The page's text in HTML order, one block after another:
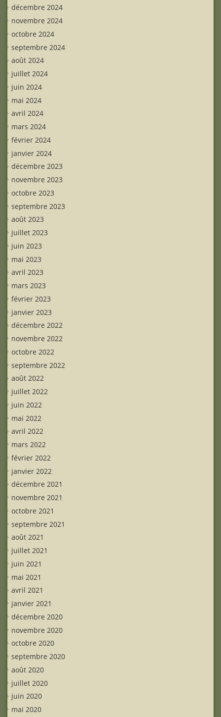
décembre 2024
novembre 2024
octobre 2024
septembre 2024
août 2024
juillet 2024
juin 2024
mai 2024
avril 2024
mars 2024
février 2024
janvier 2024
décembre 2023
novembre 2023
octobre 2023
septembre 2023
août 2023
juillet 2023
juin 2023
mai 2023
avril 2023
mars 2023
février 2023
janvier 2023
décembre 2022
novembre 2022
octobre 2022
septembre 2022
août 2022
juillet 2022
juin 2022
mai 2022
avril 2022
mars 2022
février 2022
janvier 2022
décembre 2021
novembre 2021
octobre 2021
septembre 2021
août 2021
juillet 2021
juin 2021
mai 2021
avril 2021
janvier 2021
décembre 2020
novembre 2020
octobre 2020
septembre 2020
août 2020
juillet 2020
juin 2020
mai 2020